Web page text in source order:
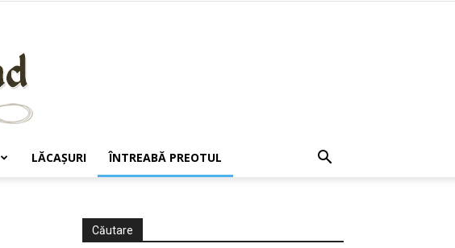
LĂCAŞURI ÎNTREABĂ PREOTUL
Căutare